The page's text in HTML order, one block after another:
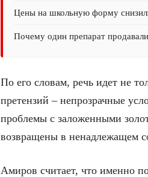
Цены на школьную форму
Почему один препарат
По его словам, речь идет не
претензий – непрозрачные
проблемы с заложенными
возвращены в ненадлежащем
Амиров считает, что именно